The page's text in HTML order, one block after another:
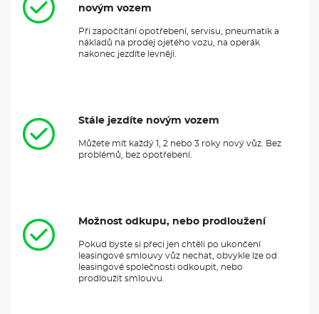
novým vozem
Při započítání opotřebení, servisu, pneumatik a
nákladů na prodej ojetého vozu, na operák
nakonec jezdíte levněji.
Stále jezdíte novým vozem
Můžete mít každý 1, 2 nebo 3 roky nový vůz. Bez
problémů, bez opotřebení.
Možnost odkupu, nebo prodloužení
Pokud byste si přeci jen chtěli po ukončení
leasingové smlouvy vůz nechat, obvykle lze od
leasingové společnosti odkoupit, nebo
prodloužit smlouvu.